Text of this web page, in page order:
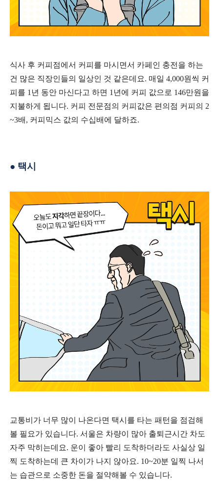
식사 후 커피점에서 커피를 마시면서 카페인 충전을 하는
건 많은 직장인들의 일상인 것 같은데요. 매일 4,000원씩 커
피를 1년 동안 마신다고 하면 1년에 커피 값으로 146만원을
지불하게 됩니다. 커피 전문점의 커피값은 편의점 커피의 2
~3배 , 커피믹스 값의 수십배에 달하죠.
● 택시
교통비가 너무 많이 나온다면 택시를 타는 패턴을 점검해
볼 필요가 있습니다. 서울은 차량이 많아 출퇴근시간 차도
자주 막히는데요. 운이 좋아 빨리 도착하더라도 사실상 일
찍 도착하는데 큰 차이가 나지 않아요. 10~20분 일찍 나서
는 습관으로 소중한 돈을 절약해볼 수 있습니다.